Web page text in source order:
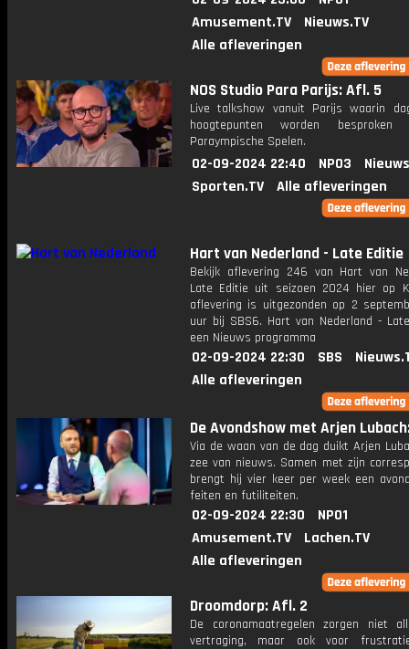
Amusement.TV
Nieuws.TV
Alle afleveringen
NOS Studio Para Parijs: Afl. 5
Live talkshow vanuit Parijs waarin
hoogtepunten worden
Paraympische Spelen.
02-09-2024 22:40 NPO3
Sporten.TV
Alle afleveringen
Hart van Nederland - Late Editie
Bekijk aflevering 246 van Hart van
Late Editie uit seizoen 2024 hier op
aflevering is uitgezonden op 2
uur bij SBS6. Hart van Nederland -
een Nieuws programma
02-09-2024 22:30 SBS
Alle afleveringen
De Avondshow met Arjen
Via de waan van de dag duikt Arjen
zee van nieuws. Samen met zijn
brengt hij vier keer per week een
feiten en futiliteiten.
02-09-2024 22:30
NPO1
Amusement.TV
Lachen.TV
Alle afleveringen
Droomdorp: Afl. 2
De coronamaatregelen zorgen niet
vertraging, maar ook voor